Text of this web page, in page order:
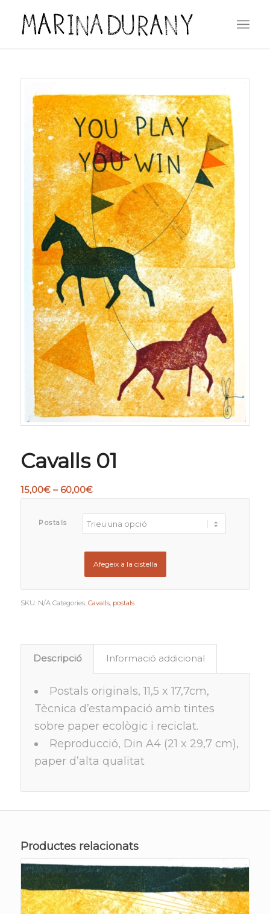
Cavalls 01
15,00€ – 60,00€Interval
de
preus:
15,00€
60,00€
Postals
Afegeix a la cistella
SKU: N/A Categories: Cavalls, postals
Descripció Informació addicional
Postals originals, 11,5 x 17,7cm,
Tècnica d’estampació amb tintes
sobre paper ecològic i reciclat.
Reproducció, Din A4 (21 x 29,7 cm),
paper d’alta qualitat
Productes relacionats